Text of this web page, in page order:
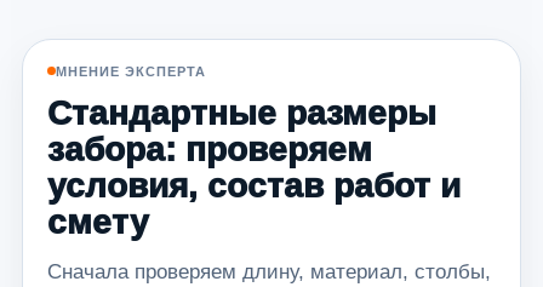
МНЕНИЕ ЭКСПЕРТА
Стандартные размеры
забора: проверяем
условия, состав работ и
смету
Сначала проверяем длину, материал, столбы,